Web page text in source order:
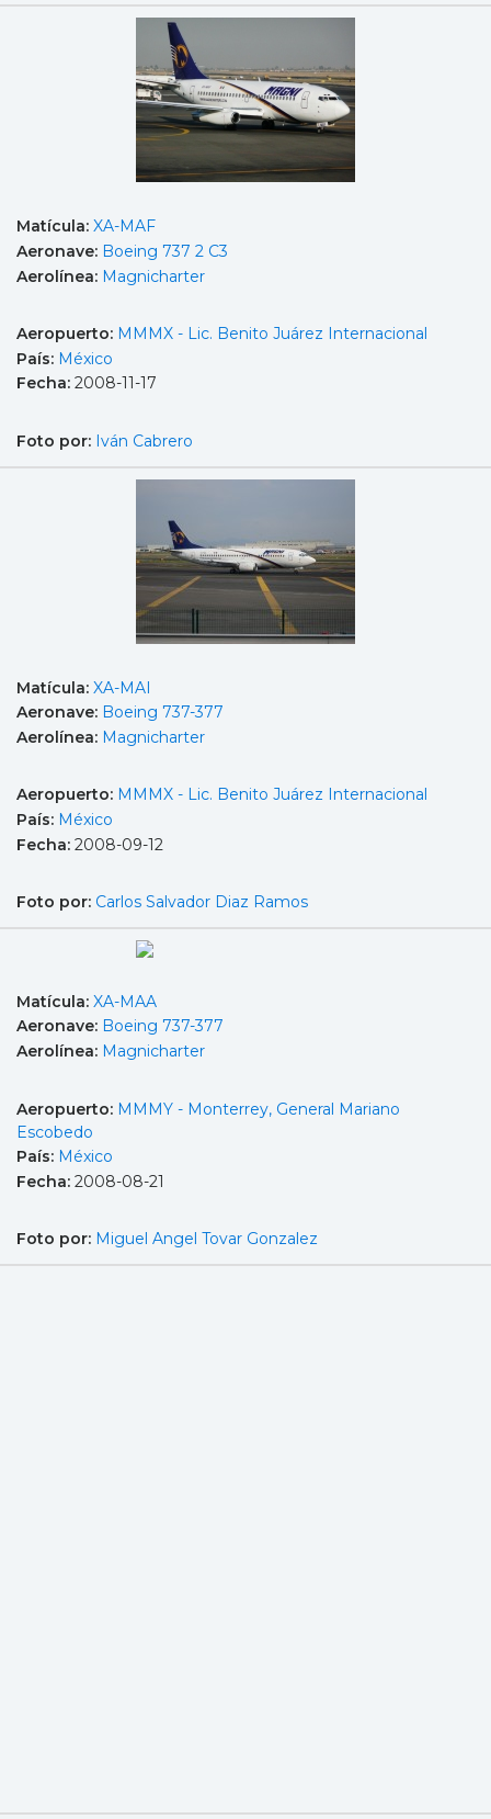
Matícula: XA-MAF
Aeronave: Boeing 737 2 C3
Aerolínea: Magnicharter
Aeropuerto: MMMX - Lic. Benito Juárez Internacional
País: México
Fecha: 2008-11-17
Foto por: Iván Cabrero
Matícula: XA-MAI
Aeronave: Boeing 737-377
Aerolínea: Magnicharter
Aeropuerto: MMMX - Lic. Benito Juárez Internacional
País: México
Fecha: 2008-09-12
Foto por: Carlos Salvador Diaz Ramos
Matícula: XA-MAA
Aeronave: Boeing 737-377
Aerolínea: Magnicharter
Aeropuerto: MMMY - Monterrey, General Mariano
Escobedo
País: México
Fecha: 2008-08-21
Foto por: Miguel Angel Tovar Gonzalez